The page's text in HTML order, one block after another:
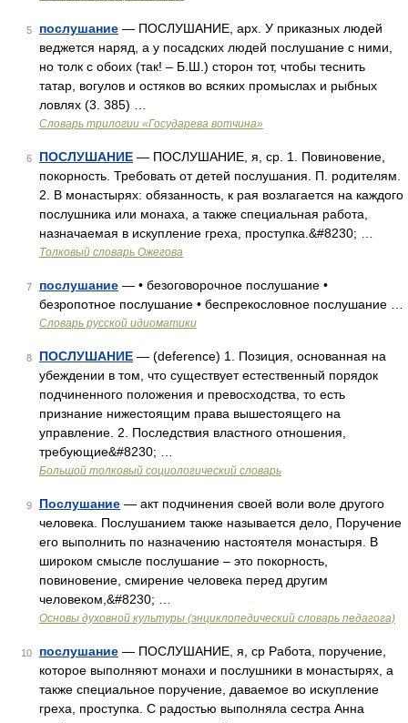
5 послушание — ПОСЛУШАНИЕ, арх. У приказных людей
веджется наряд, а у посадских людей послушание с ними,
но толк с обоих (так! – Б.Ш.) сторон тот, чтобы теснить
татар, вогулов и остяков во всяких промыслах и рыбных
ловлях (3. 385) …
Словарь трилогии «Государева вотчина»
6 ПОСЛУШАНИЕ — ПОСЛУШАНИЕ, я, ср. 1. Повиновение,
покорность. Требовать от детей послушания. П. родителям.
2. В монастырях: обязанность, к рая возлагается на каждого
послушника или монаха, а также специальная работа,
назначаемая в искупление греха, проступка.&#8230; …
Толковый словарь Ожегова
7 послушание — • безоговорочное послушание •
безропотное послушание • беспрекословное послушание …
Словарь русской идиоматики
8 ПОСЛУШАНИЕ — (deference) 1. Позиция, основанная на
убеждении в том, что существует естественный порядок
подчиненного положения и превосходства, то есть
признание нижестоящим права вышестоящего на
управление. 2. Последствия властного отношения,
требующие&#8230; …
Большой толковый социологический словарь
9 Послушание — акт подчинения своей воли воле другого
человека. Послушанием также называется дело, Поручение
его выполнить по назначению настоятеля монастыря. В
широком смысле послушание – это покорность,
повиновение, смирение человека перед другим
человеком,&#8230; …
Основы духовной культуры (энциклопедический словарь педагога)
10 послушание — ПОСЛУШАНИЕ, я, ср Работа, поручение,
которое выполняют монахи и послушники в монастырях, а
также специальное поручение, даваемое во искупление
греха, проступка. С радостью выполняла сестра Анна